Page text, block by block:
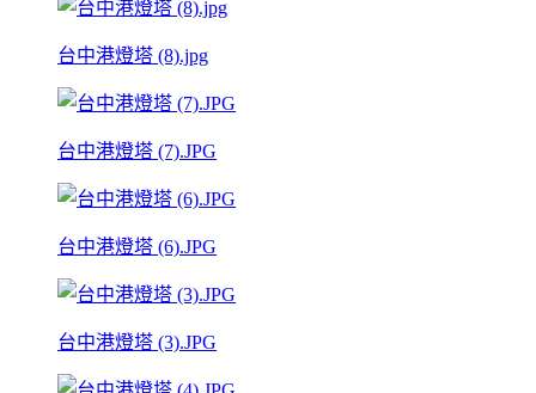
台中港燈塔 (8).jpg
台中港燈塔 (7).JPG
台中港燈塔 (6).JPG
台中港燈塔 (3).JPG